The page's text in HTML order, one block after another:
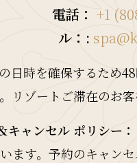
電話： +1
ル：:
日時を確保するため
リゾートご滞在のお
キャンセル ポリシー：
ます。予約のキャン